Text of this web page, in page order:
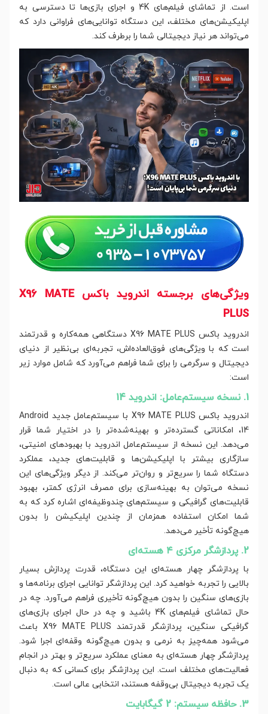
است. از تماشای فیلم‌های 4K و اجرای بازی‌ها تا دسترسی به
اپلیکیشن‌های مختلف، این دستگاه توانایی‌های فراوانی دارد که
می‌تواند هر نیاز دیجیتالی شما را برطرف کند.
ویژگی‌های برجسته اندروید باکس X96 MATE
PLUS
اندروید باکس X96 MATE PLUS دستگاهی همه‌کاره و قدرتمند
است که با ویژگی‌های فوق‌العاده‌اش، تجربه‌ای بی‌نظیر از دنیای
دیجیتال و سرگرمی را برای شما فراهم می‌آورد که شامل موارد زیر
است:
1. نسخه سیستم‌عامل: اندروید 14
اندروید باکس X96 MATE PLUS با سیستم‌عامل جدید Android
14، امکاناتی گسترده‌تر و بهینه‌شده‌تر را در اختیار شما قرار
می‌دهد. این نسخه از سیستم‌عامل اندروید با بهبودهای امنیتی،
سازگاری بیشتر با اپلیکیشن‌ها و قابلیت‌های جدید، عملکرد
دستگاه شما را سریع‌تر و روان‌تر می‌کند. از دیگر ویژگی‌های این
نسخه می‌توان به بهینه‌سازی برای مصرف انرژی کمتر، بهبود
قابلیت‌های گرافیکی و سیستم‌های چندوظیفه‌ای اشاره کرد که به
شما امکان استفاده همزمان از چندین اپلیکیشن را بدون
هیچ‌گونه تأخیر می‌دهد.
2. پردازشگر مرکزی ۴ هسته‌ای
با پردازشگر چهار هسته‌ای این دستگاه، قدرت پردازش بسیار
بالایی را تجربه خواهید کرد. این پردازشگر توانایی اجرای برنامه‌ها و
بازی‌های سنگین را بدون هیچ‌گونه تأخیری فراهم می‌آورد. چه در
حال تماشای فیلم‌های 4K باشید و چه در حال اجرای بازی‌های
گرافیکی سنگین، پردازشگر قدرتمند X96 MATE PLUS باعث
می‌شود همه‌چیز به نرمی و بدون هیچ‌گونه وقفه‌ای اجرا شود.
پردازشگر چهار هسته‌ای به معنای عملکرد سریع‌تر و بهتر در انجام
فعالیت‌های مختلف است. این پردازشگر برای کسانی که به دنبال
یک تجربه دیجیتال بی‌وقفه هستند، انتخابی عالی است.
3. حافظه سیستم: 2 گیگابایت